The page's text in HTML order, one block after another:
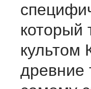
который
культом
древние